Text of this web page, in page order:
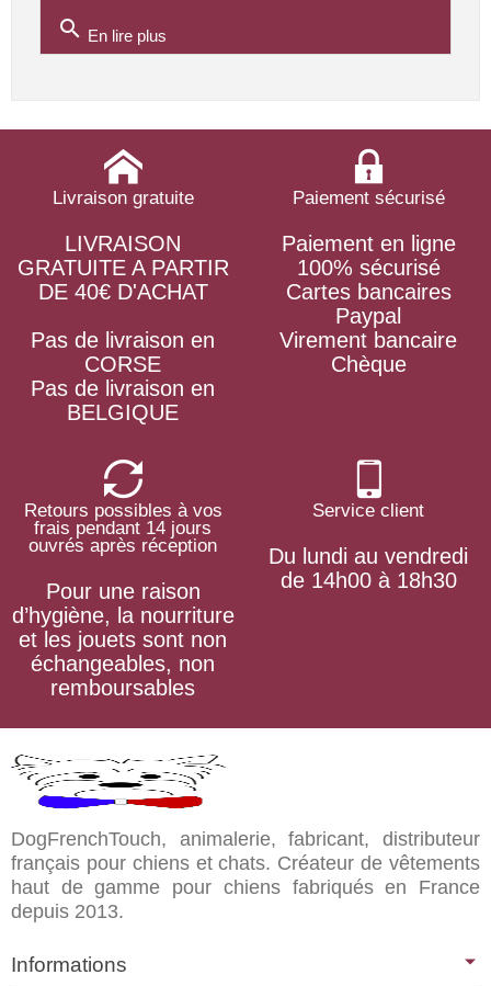
search En lire plus
Livraison gratuite
LIVRAISON
GRATUITE A PARTIR
DE 40€ D'ACHAT
Pas de livraison en
CORSE
Pas de livraison en
BELGIQUE
Paiement sécurisé
Paiement en ligne
100% sécurisé
Cartes bancaires
Paypal
Virement bancaire
Chèque
Retours possibles à vos
frais pendant 14 jours
ouvrés après réception
Pour une raison
d’hygiène, la nourriture
et les jouets sont non
échangeables, non
remboursables
Service client
Du lundi au vendredi
de 14h00 à 18h30
DogFrenchTouch, animalerie, fabricant, distributeur
français pour chiens et chats. Créateur de vêtements
haut de gamme pour chiens fabriqués en France
depuis 2013.
Informations